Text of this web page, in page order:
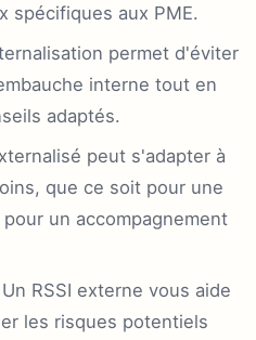
spécifiques aux PME.
permet d'éviter
interne tout en
adaptés.
peut s'adapter à
que ce soit pour une
un accompagnement
Un RSSI externe vous aide
les risques potentiels